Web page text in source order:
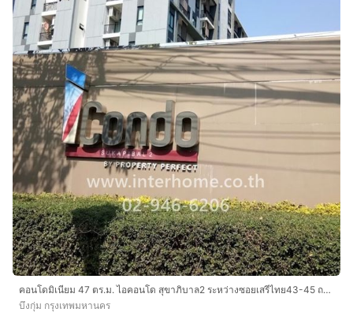
คอนโดมิเนียม 47 ตร.ม. ไอคอนโด สุขาภิบาล2 ระหว่างซอยเสรีไทย43-45 ถนนเสรีไทย เขตบึงกุ่ม กรุงเทพมหานคร
บึงกุ่ม กรุงเทพมหานคร